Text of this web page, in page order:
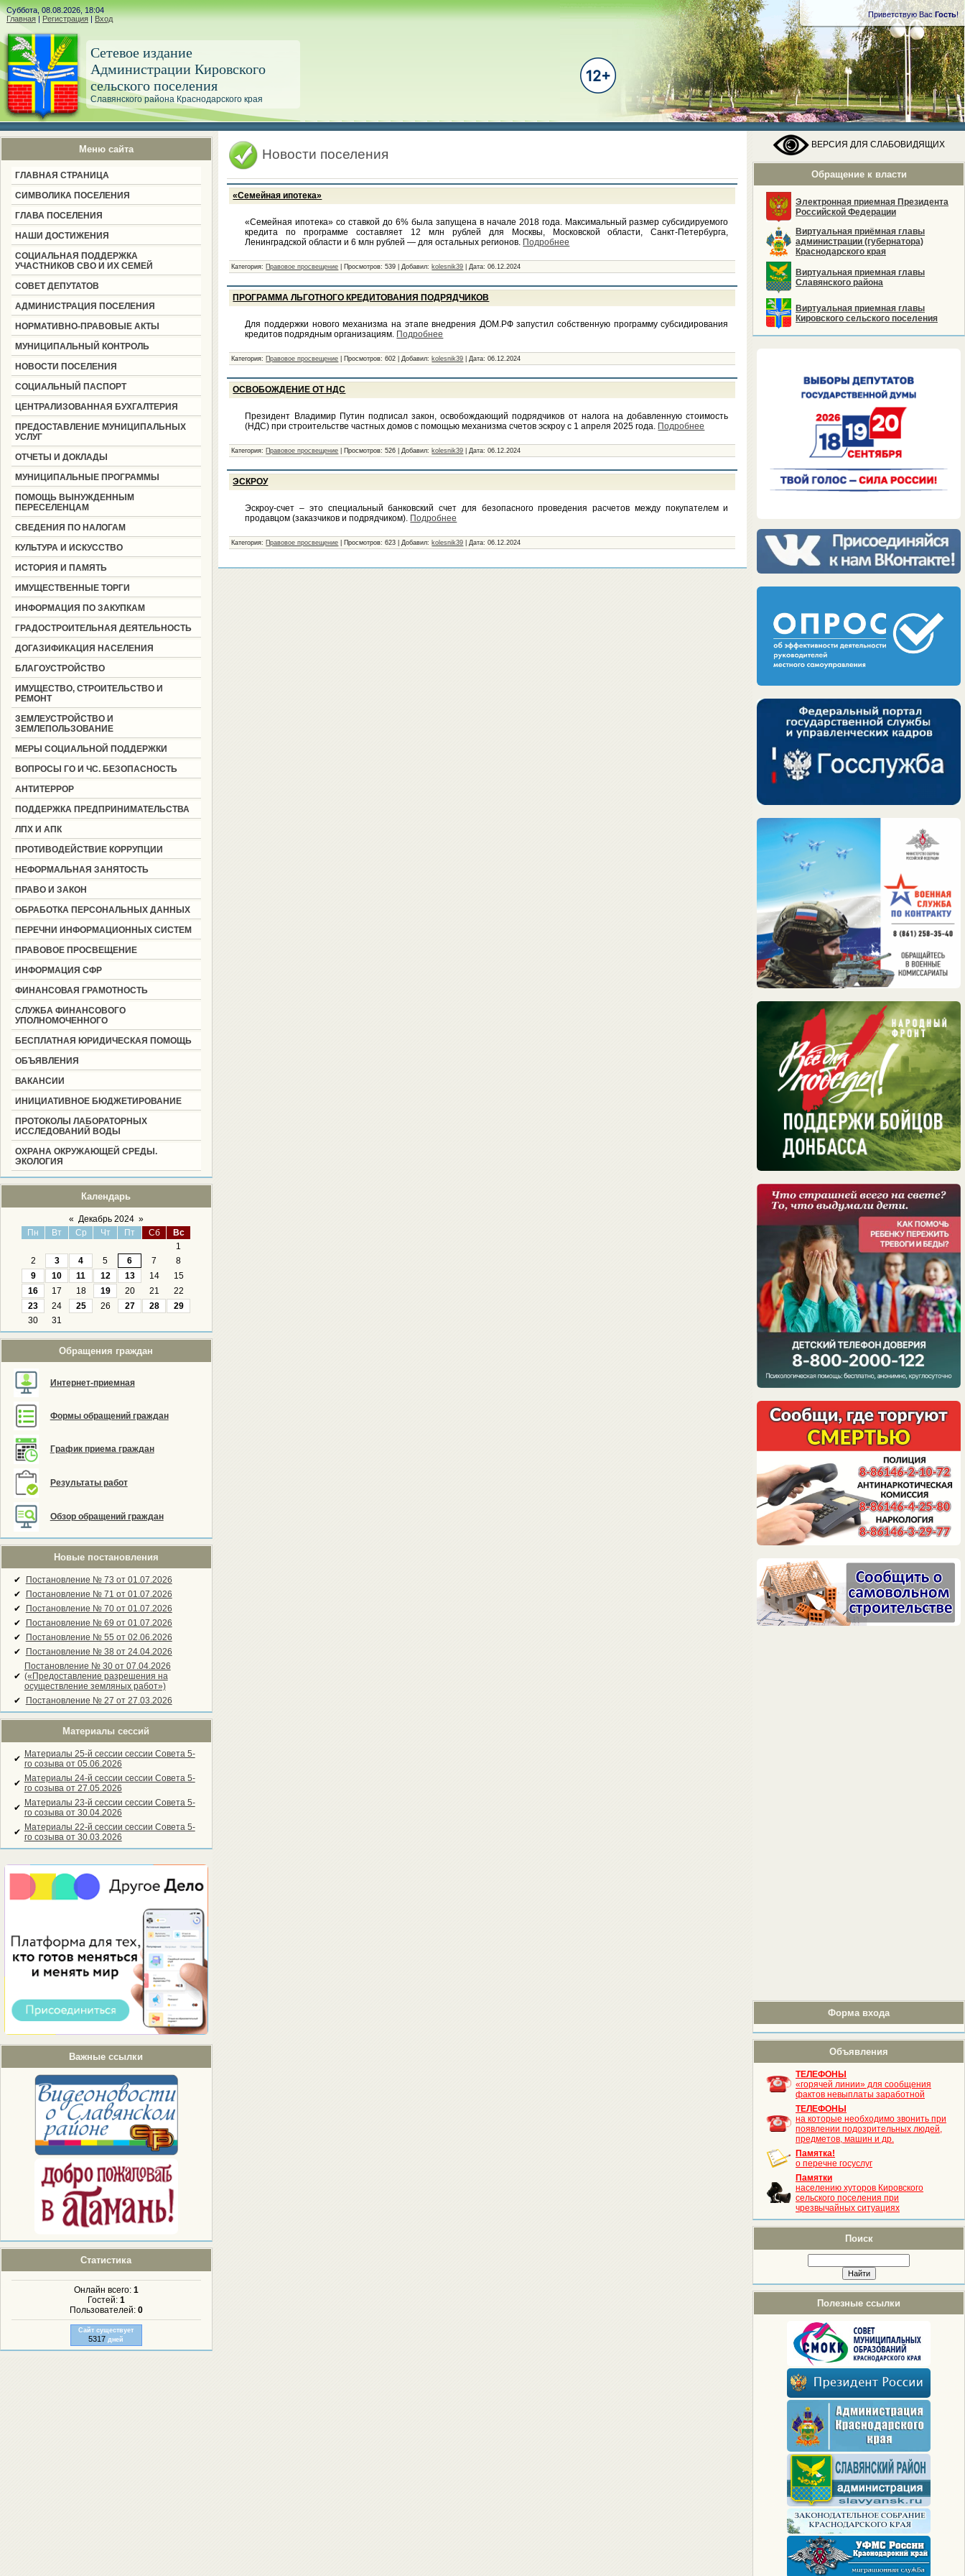
Суббота, 08.08.2026, 18:04
Главная | Регистрация | Вход Приветствую Вас Гость!
Сетевое издание
Администрации Кировского
сельского поселения
Славянского района Краснодарского края
Меню сайта
ГЛАВНАЯ СТРАНИЦА
СИМВОЛИКА ПОСЕЛЕНИЯ
ГЛАВА ПОСЕЛЕНИЯ
НАШИ ДОСТИЖЕНИЯ
СОЦИАЛЬНАЯ ПОДДЕРЖКА
УЧАСТНИКОВ СВО И ИХ СЕМЕЙ
СОВЕТ ДЕПУТАТОВ
АДМИНИСТРАЦИЯ ПОСЕЛЕНИЯ
НОРМАТИВНО-ПРАВОВЫЕ АКТЫ
МУНИЦИПАЛЬНЫЙ КОНТРОЛЬ
НОВОСТИ ПОСЕЛЕНИЯ
СОЦИАЛЬНЫЙ ПАСПОРТ
ЦЕНТРАЛИЗОВАННАЯ БУХГАЛТЕРИЯ
ПРЕДОСТАВЛЕНИЕ МУНИЦИПАЛЬНЫХ
УСЛУГ
ОТЧЕТЫ И ДОКЛАДЫ
МУНИЦИПАЛЬНЫЕ ПРОГРАММЫ
ПОМОЩЬ ВЫНУЖДЕННЫМ
ПЕРЕСЕЛЕНЦАМ
СВЕДЕНИЯ ПО НАЛОГАМ
КУЛЬТУРА И ИСКУССТВО
ИСТОРИЯ И ПАМЯТЬ
ИМУЩЕСТВЕННЫЕ ТОРГИ
ИНФОРМАЦИЯ ПО ЗАКУПКАМ
ГРАДОСТРОИТЕЛЬНАЯ ДЕЯТЕЛЬНОСТЬ
ДОГАЗИФИКАЦИЯ НАСЕЛЕНИЯ
БЛАГОУСТРОЙСТВО
ИМУЩЕСТВО, СТРОИТЕЛЬСТВО И
РЕМОНТ
ЗЕМЛЕУСТРОЙСТВО И
ЗЕМЛЕПОЛЬЗОВАНИЕ
МЕРЫ СОЦИАЛЬНОЙ ПОДДЕРЖКИ
ВОПРОСЫ ГО И ЧС. БЕЗОПАСНОСТЬ
АНТИТЕРРОР
ПОДДЕРЖКА ПРЕДПРИНИМАТЕЛЬСТВА
ЛПХ И АПК
ПРОТИВОДЕЙСТВИЕ КОРРУПЦИИ
НЕФОРМАЛЬНАЯ ЗАНЯТОСТЬ
ПРАВО И ЗАКОН
ОБРАБОТКА ПЕРСОНАЛЬНЫХ ДАННЫХ
ПЕРЕЧНИ ИНФОРМАЦИОННЫХ СИСТЕМ
ПРАВОВОЕ ПРОСВЕЩЕНИЕ
ИНФОРМАЦИЯ СФР
ФИНАНСОВАЯ ГРАМОТНОСТЬ
СЛУЖБА ФИНАНСОВОГО
УПОЛНОМОЧЕННОГО
БЕСПЛАТНАЯ ЮРИДИЧЕСКАЯ ПОМОЩЬ
ОБЪЯВЛЕНИЯ
ВАКАНСИИ
ИНИЦИАТИВНОЕ БЮДЖЕТИРОВАНИЕ
ПРОТОКОЛЫ ЛАБОРАТОРНЫХ
ИССЛЕДОВАНИЙ ВОДЫ
ОХРАНА ОКРУЖАЮЩЕЙ СРЕДЫ.
ЭКОЛОГИЯ
Календарь
« Декабрь 2024 »
Пн
Вт Ср Чт Пт Сб
Вс
1
2
3 4 5 6 7
8
9
10 11 12 13 14
15
16
17 18 19 20 21
22
23
24 25 26 27 28
29
30
31
Обращения граждан
Интернет-приемная
Формы обращений граждан
График приема граждан
Результаты работ
Обзор обращений граждан
Новые постановления
✔
Постановление № 73 от 01.07.2026
✔
Постановление № 71 от 01.07.2026
✔
Постановление № 70 от 01.07.2026
✔
Постановление № 69 от 01.07.2026
✔
Постановление № 55 от 02.06.2026
✔
Постановление № 38 от 24.04.2026
✔
Постановление № 30 от 07.04.2026
(«Предоставление разрешения на
осуществление земляных работ»)
✔
Постановление № 27 от 27.03.2026
Материалы сессий
✔ Материалы 25-й сессии сессии Совета 5-
го созыва от 05.06.2026
✔ Материалы 24-й сессии сессии Совета 5-
го созыва от 27.05.2026
✔ Материалы 23-й сессии сессии Совета 5-
го созыва от 30.04.2026
✔ Материалы 22-й сессии сессии Совета 5-
го созыва от 30.03.2026
Важные ссылки
Статистика
Онлайн всего: 1
Гостей: 1
Пользователей: 0
Сайт существует
5317 дней
ВЕРСИЯ ДЛЯ СЛАБОВИДЯЩИХ
Обращение к власти
Электронная приемная Президента
Российской Федерации
Виртуальная приёмная главы
администрации (губернатора)
Краснодарского края
Виртуальная приемная главы
Славянского района
Виртуальная приемная главы
Кировского сельского поселения
Форма входа
Объявления
ТЕЛЕФОНЫ
«горячей линии» для сообщения
фактов невыплаты заработной
ТЕЛЕФОНЫ
на которые необходимо звонить при
появлении подозрительных людей,
предметов, машин и др.
Памятка!
о перечне госуслуг
Памятки
населению хуторов Кировского
сельского поселения при
чрезвычайных ситуациях
Поиск
Полезные ссылки
Новости поселения
«Семейная ипотека»
«Семейная ипотека» со ставкой до 6% была запущена в начале 2018 года. Максимальный размер субсидируемого
кредита по программе составляет 12 млн рублей для Москвы, Московской области, Санкт-Петербурга,
Ленинградской области и 6 млн рублей — для остальных регионов. Подробнее
Категория: Правовое просвещение Просмотров: 539 |Добавил: kolesnik39 |Дата: 06.12.2024
ПРОГРАММА ЛЬГОТНОГО КРЕДИТОВАНИЯ ПОДРЯДЧИКОВ
Для поддержки нового механизма на этапе внедрения ДОМ.РФ запустил собственную программу субсидирования
кредитов подрядным организациям. Подробнее
Категория: Правовое просвещение Просмотров: 602 |Добавил: kolesnik39 |Дата: 06.12.2024
ОСВОБОЖДЕНИЕ ОТ НДС
Президент Владимир Путин подписал закон, освобождающий подрядчиков от налога на добавленную стоимость
(НДС) при строительстве частных домов с помощью механизма счетов эскроу с 1 апреля 2025 года. Подробнее
Категория: Правовое просвещение Просмотров: 526 |Добавил: kolesnik39 |Дата: 06.12.2024
ЭСКРОУ
Эскроу-счет – это специальный банковский счет для безопасного проведения расчетов между покупателем и
продавцом (заказчиков и подрядчиком). Подробнее
Категория: Правовое просвещение Просмотров: 623 |Добавил: kolesnik39 |Дата: 06.12.2024